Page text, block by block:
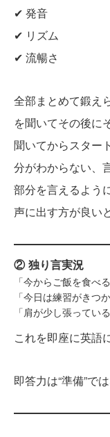
✔ 発音
✔ リズム
✔ 流暢さ
全部まとめて鍛え
を聞いてその後に
聞いてからスター
分がわからない、
部分を言えるよう
声に出す方が良い
② 独り言実況
「今からご飯を食べる
「今日は練習がきつ
「肩が少し張っている
これを即座に英語
即答力は“準備”で